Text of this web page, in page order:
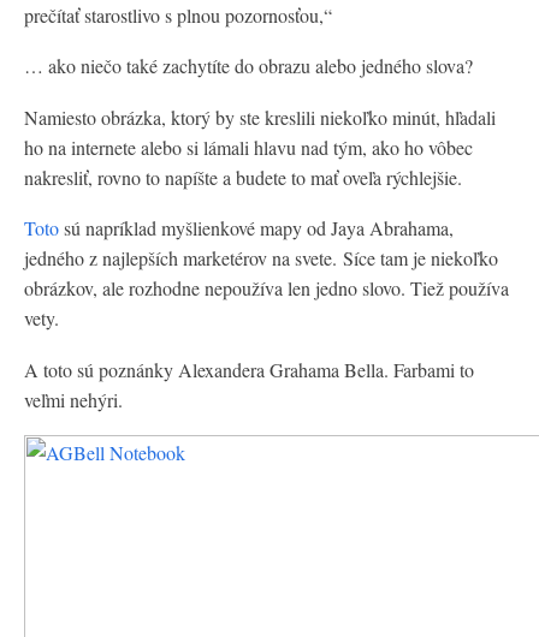
prečítať starostlivo s plnou pozornosťou,“
… ako niečo také zachytíte do obrazu alebo jedného slova?
Namiesto obrázka, ktorý by ste kreslili niekoľko minút, hľadali
ho na internete alebo si lámali hlavu nad tým, ako ho vôbec
nakresliť, rovno to napíšte a budete to mať oveľa rýchlejšie.
Totosú napríklad myšlienkové mapy od Jaya Abrahama,
jedného z najlepších marketérov na svete. Síce tam je niekoľko
obrázkov, ale rozhodne nepoužíva len jedno slovo. Tiež používa
vety.
A toto sú poznánky Alexandera Grahama Bella. Farbami to
veľmi nehýri.